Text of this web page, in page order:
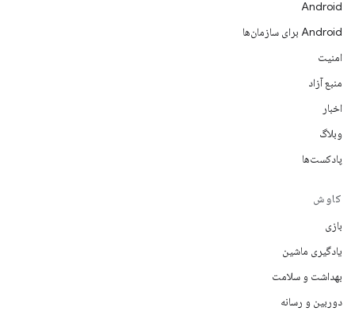
Android
Android برای سازمان‌ها
امنیت
منبع آزاد
اخبار
وبلاگ
پادکست‌ها
کاوش
بازی
یادگیری ماشین
بهداشت و سلامت
دوربین و رسانه